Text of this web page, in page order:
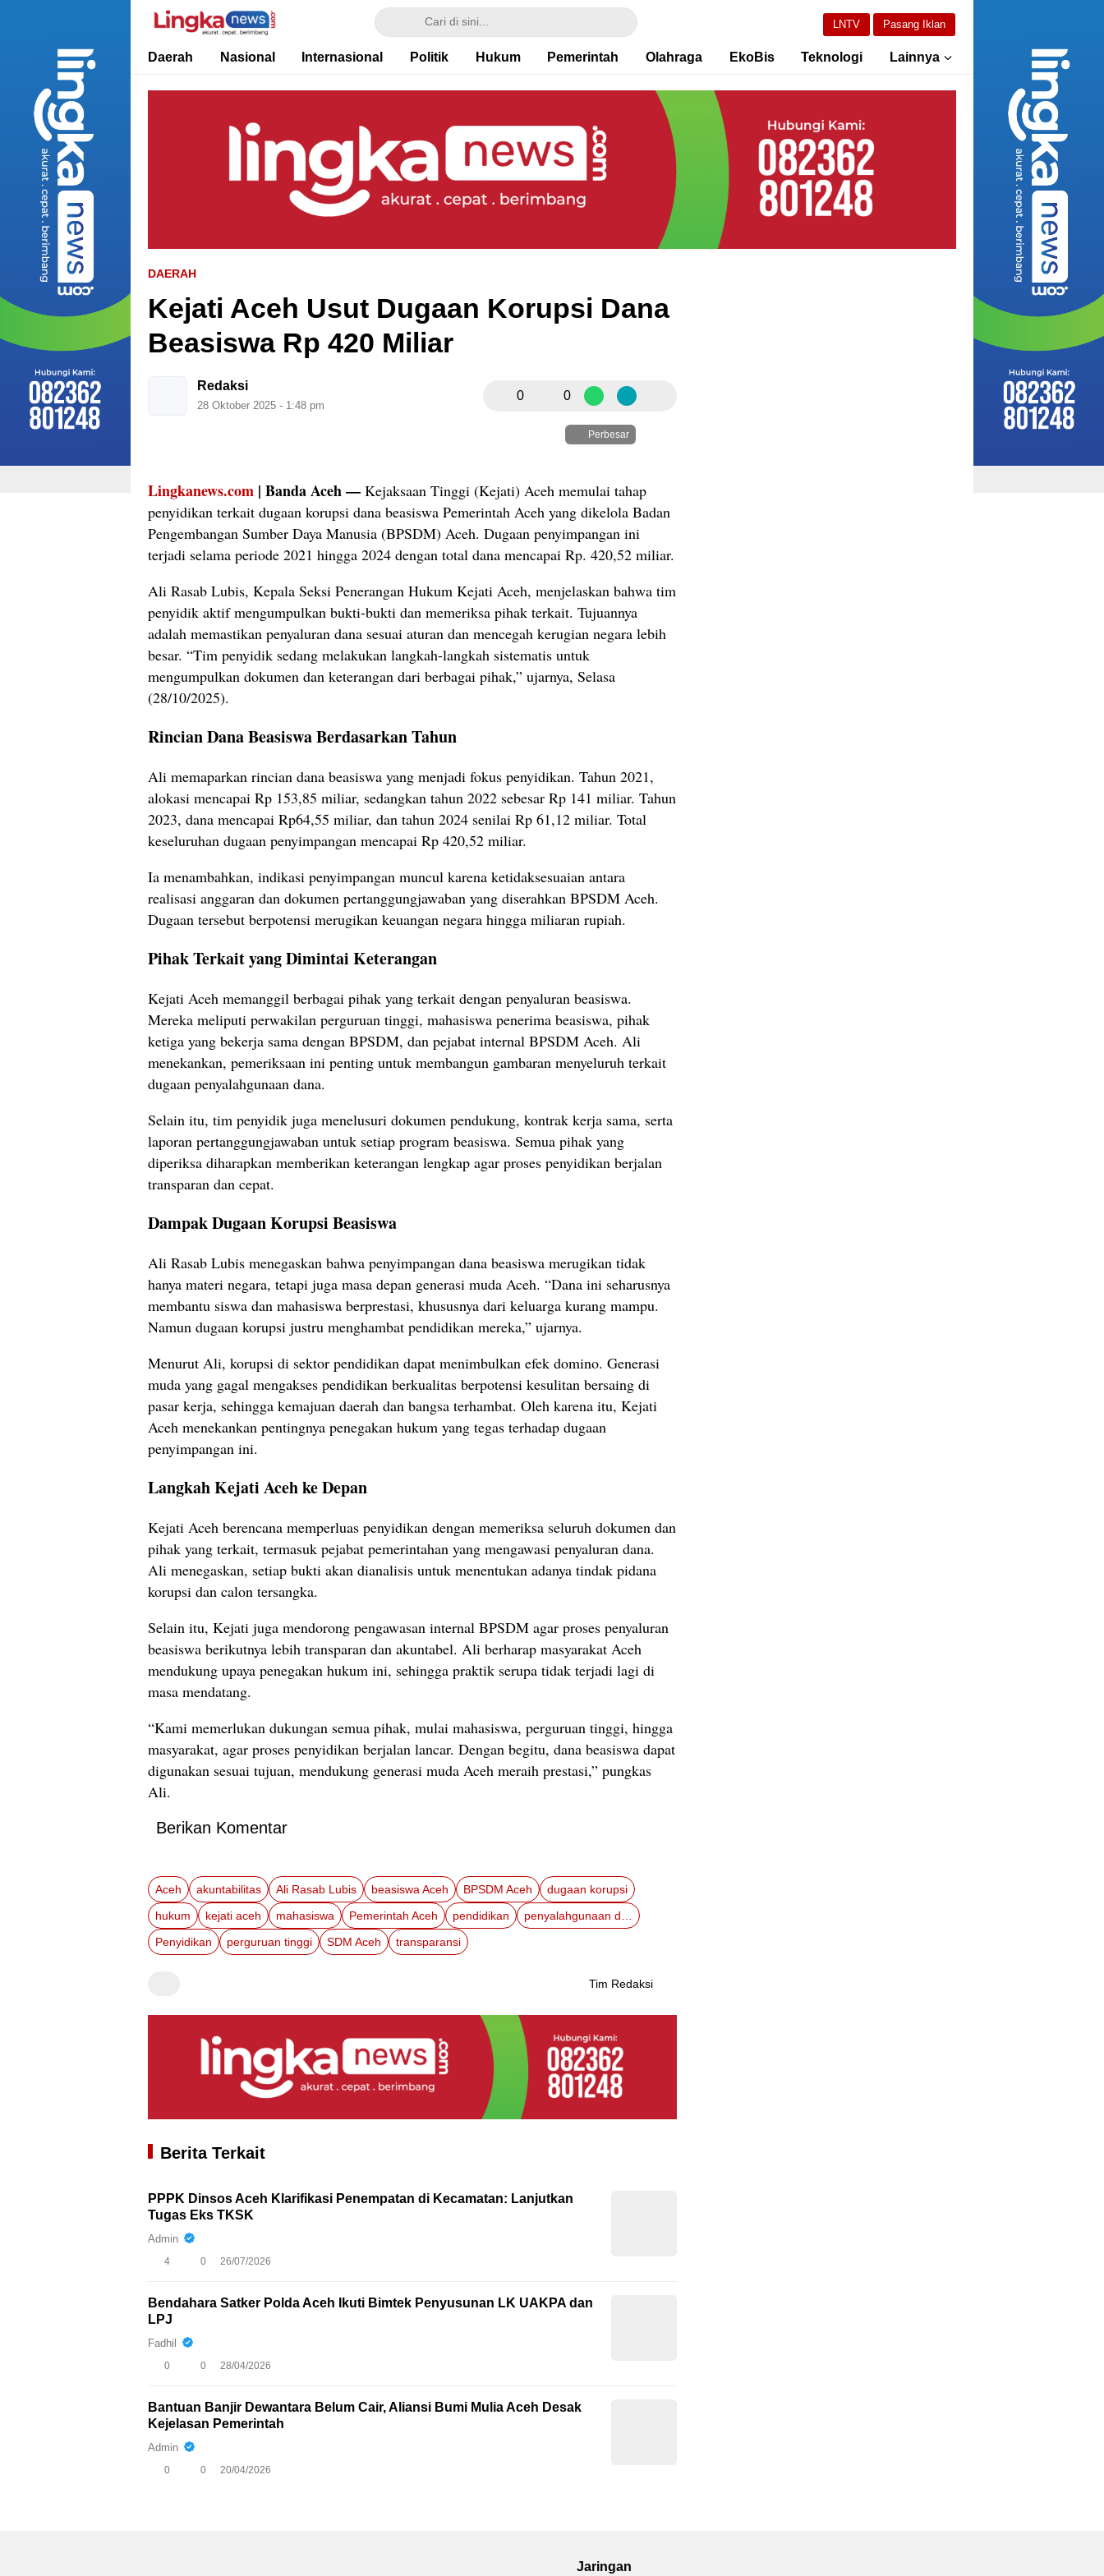
Lingkanews
Akurat. Cepat & Berimbang
LNTV Pasang Iklan
Daerah Nasional Internasional Politik Hukum Pemerintah Olahraga EkoBis Teknologi Lainnya
DAERAH
Kejati Aceh Usut Dugaan Korupsi Dana
Beasiswa Rp 420 Miliar
Redaksi
28 Oktober 2025 - 1:48 pm
0 0
Perbesar
Lingkanews.com | Banda Aceh — Kejaksaan Tinggi (Kejati) Aceh memulai tahap
penyidikan terkait dugaan korupsi dana beasiswa Pemerintah Aceh yang dikelola Badan
Pengembangan Sumber Daya Manusia (BPSDM) Aceh. Dugaan penyimpangan ini
terjadi selama periode 2021 hingga 2024 dengan total dana mencapai Rp. 420,52 miliar.
Ali Rasab Lubis, Kepala Seksi Penerangan Hukum Kejati Aceh, menjelaskan bahwa tim
penyidik aktif mengumpulkan bukti-bukti dan memeriksa pihak terkait. Tujuannya
adalah memastikan penyaluran dana sesuai aturan dan mencegah kerugian negara lebih
besar. “Tim penyidik sedang melakukan langkah-langkah sistematis untuk
mengumpulkan dokumen dan keterangan dari berbagai pihak,” ujarnya, Selasa
(28/10/2025).
Rincian Dana Beasiswa Berdasarkan Tahun
Ali memaparkan rincian dana beasiswa yang menjadi fokus penyidikan. Tahun 2021,
alokasi mencapai Rp 153,85 miliar, sedangkan tahun 2022 sebesar Rp 141 miliar. Tahun
2023, dana mencapai Rp64,55 miliar, dan tahun 2024 senilai Rp 61,12 miliar. Total
keseluruhan dugaan penyimpangan mencapai Rp 420,52 miliar.
Ia menambahkan, indikasi penyimpangan muncul karena ketidaksesuaian antara
realisasi anggaran dan dokumen pertanggungjawaban yang diserahkan BPSDM Aceh.
Dugaan tersebut berpotensi merugikan keuangan negara hingga miliaran rupiah.
Pihak Terkait yang Dimintai Keterangan
Kejati Aceh memanggil berbagai pihak yang terkait dengan penyaluran beasiswa.
Mereka meliputi perwakilan perguruan tinggi, mahasiswa penerima beasiswa, pihak
ketiga yang bekerja sama dengan BPSDM, dan pejabat internal BPSDM Aceh. Ali
menekankan, pemeriksaan ini penting untuk membangun gambaran menyeluruh terkait
dugaan penyalahgunaan dana.
Selain itu, tim penyidik juga menelusuri dokumen pendukung, kontrak kerja sama, serta
laporan pertanggungjawaban untuk setiap program beasiswa. Semua pihak yang
diperiksa diharapkan memberikan keterangan lengkap agar proses penyidikan berjalan
transparan dan cepat.
Dampak Dugaan Korupsi Beasiswa
Ali Rasab Lubis menegaskan bahwa penyimpangan dana beasiswa merugikan tidak
hanya materi negara, tetapi juga masa depan generasi muda Aceh. “Dana ini seharusnya
membantu siswa dan mahasiswa berprestasi, khususnya dari keluarga kurang mampu.
Namun dugaan korupsi justru menghambat pendidikan mereka,” ujarnya.
Menurut Ali, korupsi di sektor pendidikan dapat menimbulkan efek domino. Generasi
muda yang gagal mengakses pendidikan berkualitas berpotensi kesulitan bersaing di
pasar kerja, sehingga kemajuan daerah dan bangsa terhambat. Oleh karena itu, Kejati
Aceh menekankan pentingnya penegakan hukum yang tegas terhadap dugaan
penyimpangan ini.
Langkah Kejati Aceh ke Depan
Kejati Aceh berencana memperluas penyidikan dengan memeriksa seluruh dokumen dan
pihak yang terkait, termasuk pejabat pemerintahan yang mengawasi penyaluran dana.
Ali menegaskan, setiap bukti akan dianalisis untuk menentukan adanya tindak pidana
korupsi dan calon tersangka.
Selain itu, Kejati juga mendorong pengawasan internal BPSDM agar proses penyaluran
beasiswa berikutnya lebih transparan dan akuntabel. Ali berharap masyarakat Aceh
mendukung upaya penegakan hukum ini, sehingga praktik serupa tidak terjadi lagi di
masa mendatang.
“Kami memerlukan dukungan semua pihak, mulai mahasiswa, perguruan tinggi, hingga
masyarakat, agar proses penyidikan berjalan lancar. Dengan begitu, dana beasiswa dapat
digunakan sesuai tujuan, mendukung generasi muda Aceh meraih prestasi,” pungkas
Ali.
Berikan Komentar
Aceh akuntabilitas Ali Rasab Lubis beasiswa Aceh BPSDM Aceh
dugaan korupsi
hukum
kejati aceh mahasiswa Pemerintah Aceh pendidikan
penyalahgunaan dana
Penyidikan
perguruan tinggi SDM Aceh transparansi
Tim Redaksi
Berita Terkait
PPPK Dinsos Aceh Klarifikasi Penempatan di Kecamatan: Lanjutkan
Tugas Eks TKSK
Admin
4 0 26/07/2026
Bendahara Satker Polda Aceh Ikuti Bimtek Penyusunan LK UAKPA dan
LPJ
Fadhil
0 0 28/04/2026
Bantuan Banjir Dewantara Belum Cair, Aliansi Bumi Mulia Aceh Desak
Kejelasan Pemerintah
Admin
0 0 20/04/2026
Jaringan